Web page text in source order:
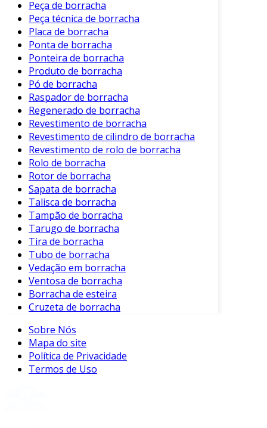
ou coloque na máquina de lavar.
Armazenamento: Guarde-a esticada ou
de maneira que não sofra deformações.
Evitar Cortes: Tenha cuidado ao inserir
objetos afiados, pois o silicone, embora
resistente, pode ser danificado.
Comparação com Outros Materiais
Quando comparadas a outros materiais, como
plástico e vidro, as bolsas de silicone se
destacam em vários aspectos. As bolsas de
plástico, por exemplo, são frequentemente
descartáveis e podem liberar substâncias
químicas. Por outro lado, as opções em vidro,
embora duráveis, podem ser pesadas e
quebradiças.
Além disso, as bolsas de silicone são leves,
flexíveis e não quebram facilmente, o que as
torna ideais para transporte e uso diário.
Conclusão
As bolsas de borracha de silicone são uma
alternativa moderna e prática para
armazenamento. Oferecem inúmeras
vantagens em comparação a outros métodos
Peça de borracha
Peça técnica de borracha
Placa de borracha
Ponta de borracha
Ponteira de borracha
Produto de borracha
Pó de borracha
Raspador de borracha
Regenerado de borracha
Revestimento de borracha
Revestimento de cilindro de borracha
Revestimento de rolo de borracha
Rolo de borracha
Rotor de borracha
Sapata de borracha
Talisca de borracha
Tampão de borracha
Tarugo de borracha
Tira de borracha
Tubo de borracha
Vedação em borracha
Ventosa de borracha
Borracha de esteira
Cruzeta de borracha
Sobre Nós
Mapa do site
Política de Privacidade
Termos de Uso